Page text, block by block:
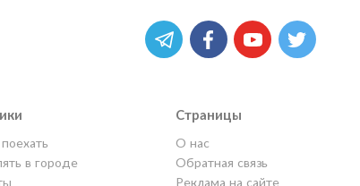
в городе
Страницы
О нас
Обратная связь
Реклама на сайте